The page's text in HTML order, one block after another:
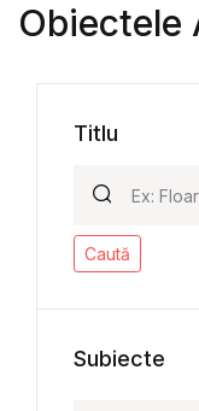
Obiectele
Titlu
Caută
Subiecte